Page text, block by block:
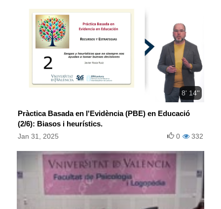
8' 14''
Pràctica Basada en l'Evidència (PBE) en Educació
(2/6): Biasos i heurístics.
Jan 31, 2025 332
0